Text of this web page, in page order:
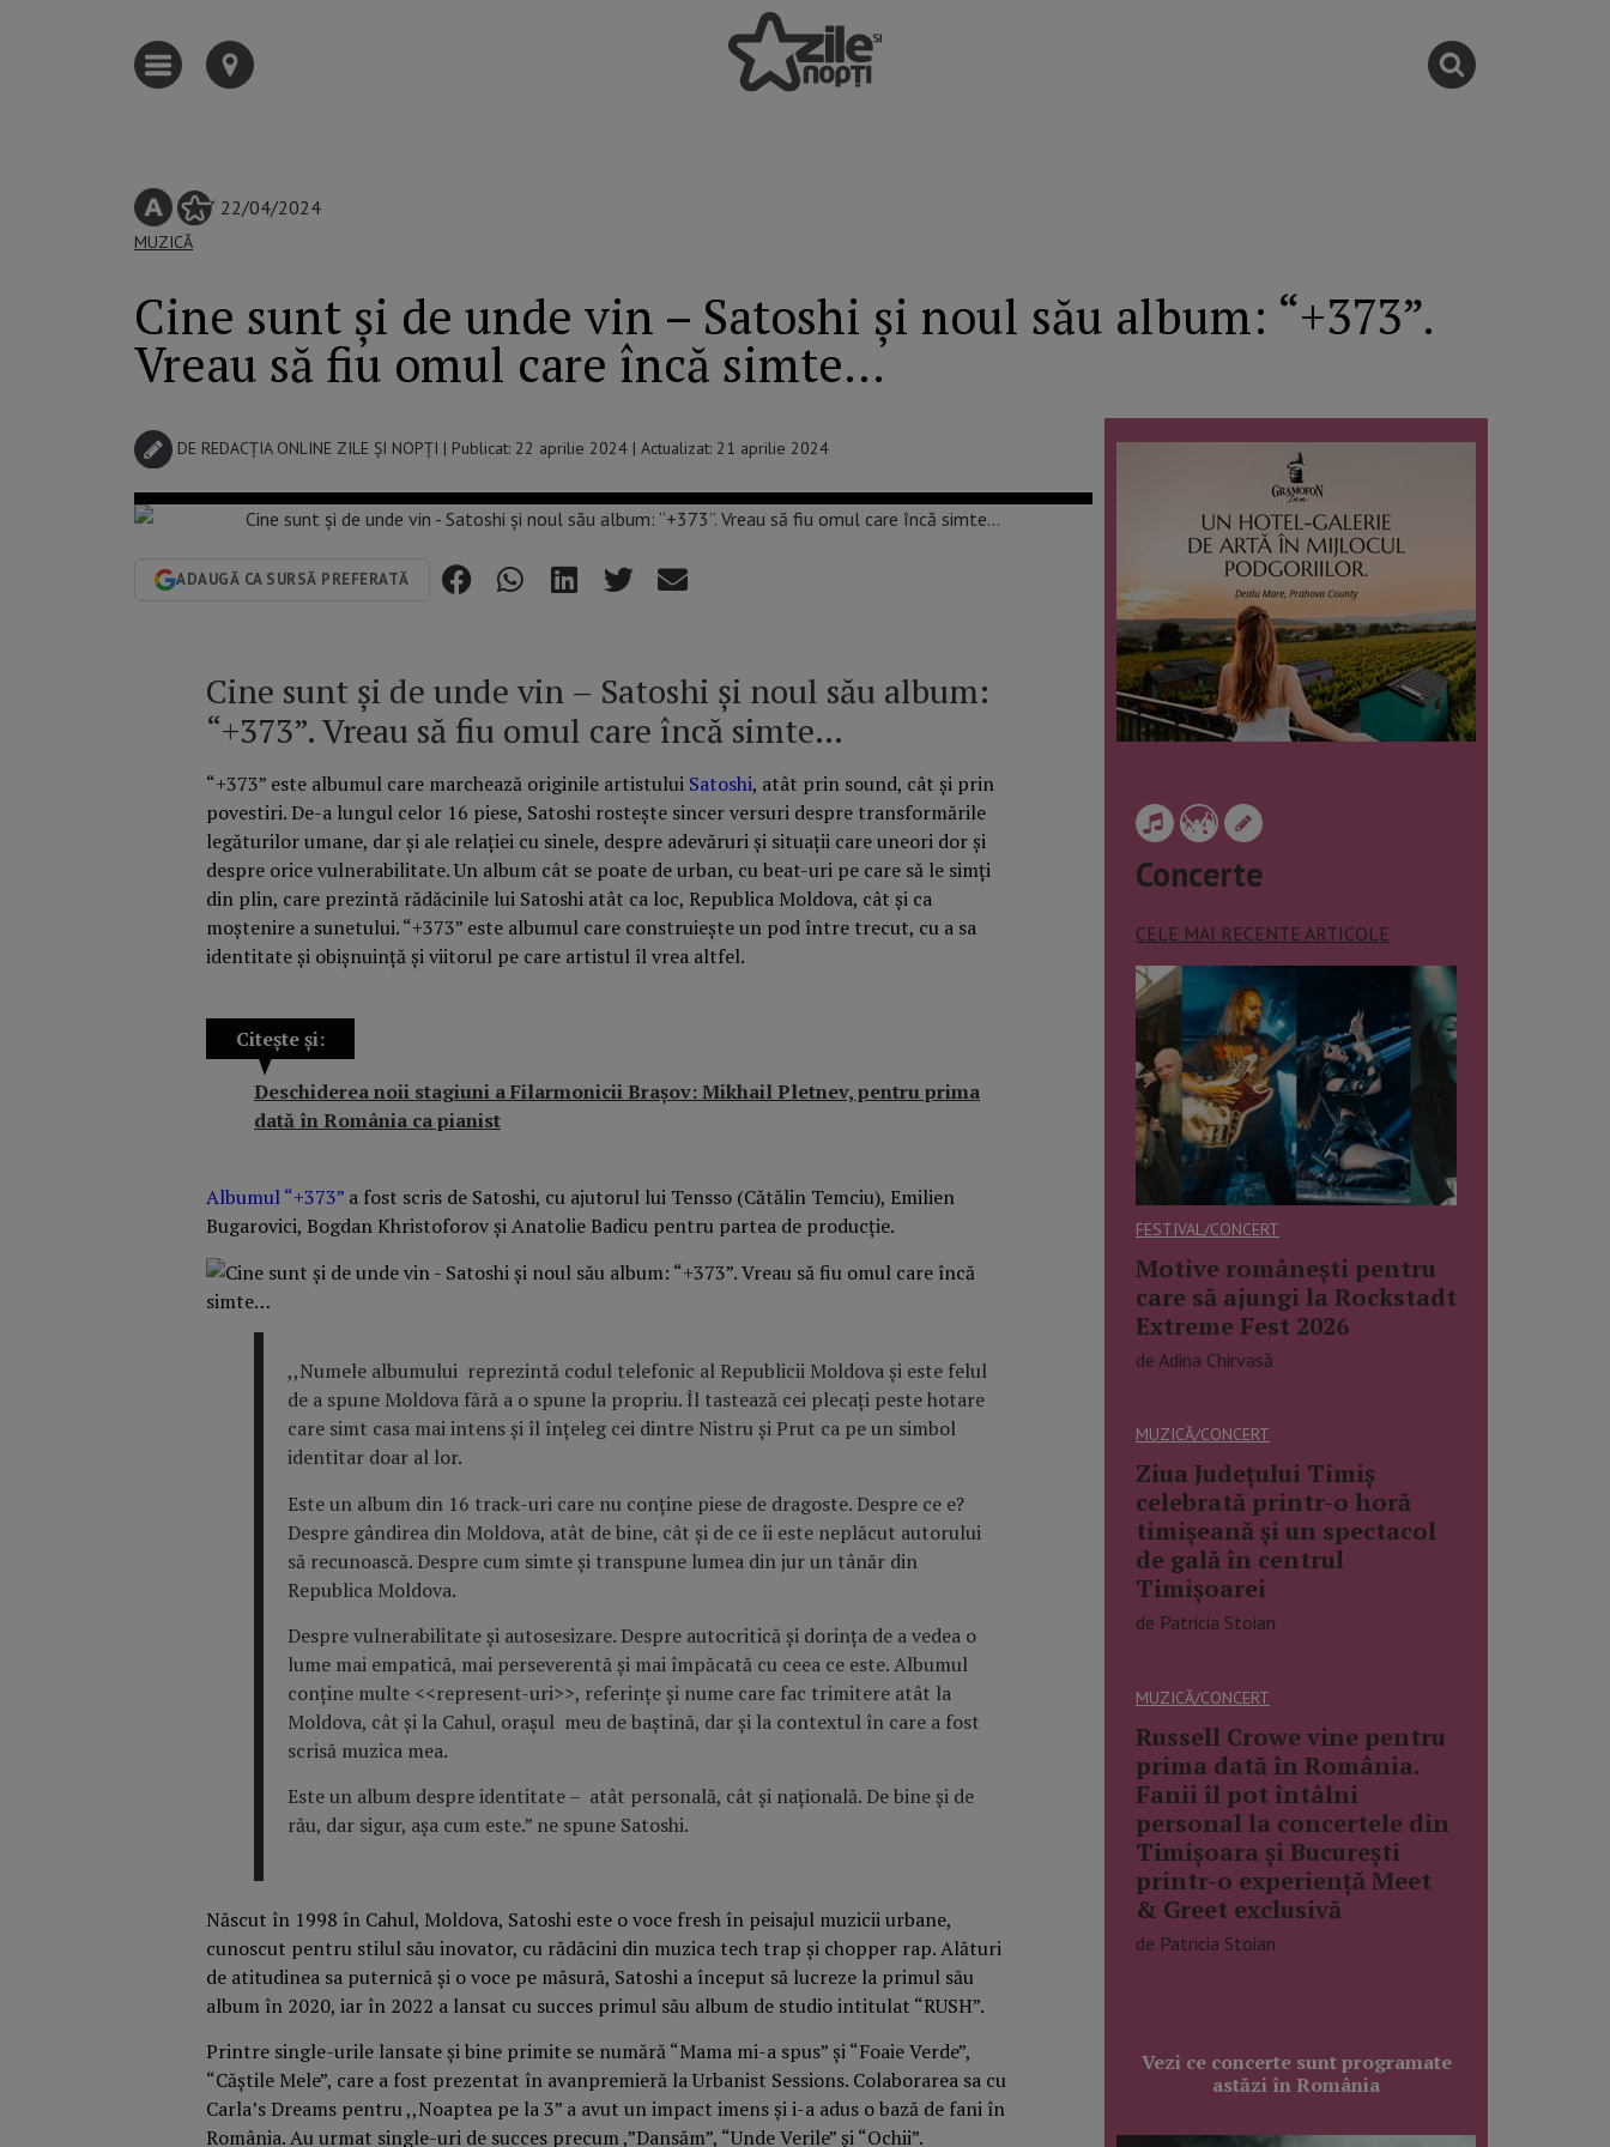
22/04/2024
MUZICĂ
Cine sunt și de unde vin – Satoshi și noul său album: “+373”.
Vreau să fiu omul care încă simte…
DE REDACȚIA ONLINE ZILE ȘI NOPȚI | Publicat: 22 aprilie 2024 | Actualizat: 21 aprilie 2024
ADAUGĂ CA SURSĂ PREFERATĂ
Cine sunt și de unde vin – Satoshi și noul său album:
“+373”.Vreau să fiu omul care încă simte…
“+373” este albumul care marchează originile artistului Satoshi, atât prin sound, cât și prin
povestiri. De-a lungul celor 16 piese, Satoshi rostește sincer versuri despre transformările
legăturilor umane, dar și ale relației cu sinele, despre adevăruri și situații care uneori dor și
despre orice vulnerabilitate. Un album cât se poate de urban, cu beat-uri pe care să le simți
din plin, care prezintă rădăcinile lui Satoshi atât ca loc, Republica Moldova, cât și ca
moștenire a sunetului. “+373” este albumul care construiește un pod între trecut, cu a sa
identitate și obișnuință și viitorul pe care artistul îl vrea altfel.
Citește și:
Deschiderea noii stagiuni a Filarmonicii Brașov: Mikhail Pletnev, pentru prima
dată în România ca pianist
Albumul “+373” a fost scris de Satoshi, cu ajutorul lui Tensso (Cătălin Temciu), Emilien
Bugarovici, Bogdan Khristoforov și Anatolie Badicu pentru partea de producție.
,,Numele albumului reprezintă codul telefonic al Republicii Moldova și este felul
de a spune Moldova fără a o spune la propriu. Îl tastează cei plecați peste hotare
care simt casa mai intens și îl înțeleg cei dintre Nistru și Prut ca pe un simbol
identitar doar al lor.
Este un album din 16 track-uri care nu conține piese de dragoste. Despre ce e?
Despre gândirea din Moldova, atât de bine, cât și de ce îi este neplăcut autorului
să recunoască. Despre cum simte și transpune lumea din jur un tânăr din
Republica Moldova.
Despre vulnerabilitate și autosesizare. Despre autocritică și dorința de a vedea o
lume mai empatică, mai perseverentă și mai împăcată cu ceea ce este. Albumul
conține multe <<represent-uri>>, referințe și nume care fac trimitere atât la
Moldova, cât și la Cahul, orașul meu de baștină, dar și la contextul în care a fost
scrisă muzica mea.
Este un album despre identitate – atât personală, cât și națională. De bine și de
rău, dar sigur, așa cum este.” ne spune Satoshi.
Născut în 1998 în Cahul, Moldova, Satoshi este o voce fresh în peisajul muzicii urbane,
cunoscut pentru stilul său inovator, cu rădăcini din muzica tech trap și chopper rap. Alături
de atitudinea sa puternică și o voce pe măsură, Satoshi a început să lucreze la primul său
album în 2020, iar în 2022 a lansat cu succes primul său album de studio intitulat “RUSH”.
Printre single-urile lansate și bine primite se numără “Mama mi-a spus” și “Foaie Verde”,
“Căștile Mele”, care a fost prezentat în avanpremieră la Urbanist Sessions. Colaborarea sa cu
Carla’s Dreams pentru ,,Noaptea pe la 3” a avut un impact imens și i-a adus o bază de fani în
România. Au urmat single-uri de succes precum ,”Dansăm”, “Unde Verile” și “Ochii”.
Concerte
CELE MAI RECENTE ARTICOLE
FESTIVAL/CONCERT
Motive românești pentru
care să ajungi la Rockstadt
Extreme Fest 2026
de Adina Chirvasă
MUZICĂ/CONCERT
Ziua Județului Timiș
celebrată printr-o horă
timișeană și un spectacol
de gală în centrul
Timișoarei
de Patricia Stoian
MUZICĂ/CONCERT
Russell Crowe vine pentru
prima dată în România.
Fanii îl pot întâlni
personal la concertele din
Timișoara și București
printr-o experiență Meet
& Greet exclusivă
de Patricia Stoian
Vezi ce concerte sunt programate
astăzi în România